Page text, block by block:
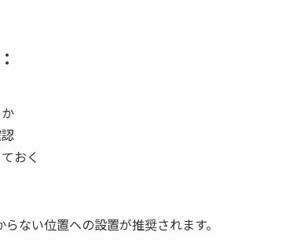
おく
ない位置への設置が推奨されます。